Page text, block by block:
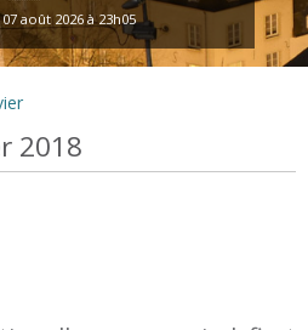
août 2026 à 23h05
2018